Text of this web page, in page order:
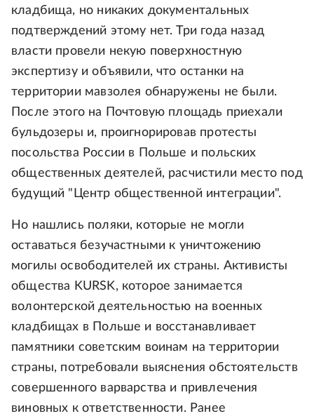
кладбища, но никаких документальных
подтверждений этому нет. Три года назад
власти провели некую поверхностную
экспертизу и объявили, что останки на
территории мавзолея обнаружены не были.
После этого на Почтовую площадь приехали
бульдозеры и, проигнорировав протесты
посольства России в Польше и польских
общественных деятелей, расчистили место под
будущий "Центр общественной интеграции".
Но нашлись поляки, которые не могли
оставаться безучастными к уничтожению
могилы освободителей их страны. Активисты
общества KURSK, которое занимается
волонтерской деятельностью на военных
кладбищах в Польше и восстанавливает
памятники советским воинам на территории
страны, потребовали выяснения обстоятельств
совершенного варварства и привлечения
виновных к ответственности. Ранее